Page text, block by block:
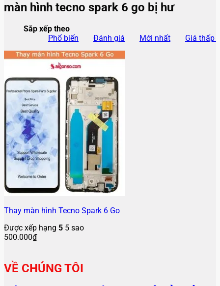
màn hình tecno spark 6 go bị hư
Sắp xếp theo
Phổ biến
Đánh giá Mới nhất Giá thấp
Thay màn hình Tecno Spark 6 Go
Được xếp hạng 5 5 sao
500.000₫
VỀ CHÚNG TÔI